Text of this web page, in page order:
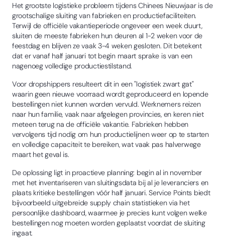
Het grootste logistieke probleem tijdens Chinees Nieuwjaar is de
grootschalige sluiting van fabrieken en productiefaciliteiten.
Terwijl de officiële vakantieperiode ongeveer een week duurt,
sluiten de meeste fabrieken hun deuren al 1-2 weken voor de
feestdag en blijven ze vaak 3-4 weken gesloten. Dit betekent
dat er vanaf half januari tot begin maart sprake is van een
nagenoeg volledige productiestilstand.
Voor dropshippers resulteert dit in een "logistiek zwart gat"
waarin geen nieuwe voorraad wordt geproduceerd en lopende
bestellingen niet kunnen worden vervuld. Werknemers reizen
naar hun familie, vaak naar afgelegen provincies, en keren niet
meteen terug na de officiële vakantie. Fabrieken hebben
vervolgens tijd nodig om hun productielijnen weer op te starten
en volledige capaciteit te bereiken, wat vaak pas halverwege
maart het geval is.
De oplossing ligt in proactieve planning: begin al in november
met het inventariseren van sluitingsdata bij al je leveranciers en
plaats kritieke bestellingen vóór half januari. Service Points biedt
bijvoorbeeld uitgebreide supply chain statistieken via het
persoonlijke dashboard, waarmee je precies kunt volgen welke
bestellingen nog moeten worden geplaatst voordat de sluiting
ingaat.